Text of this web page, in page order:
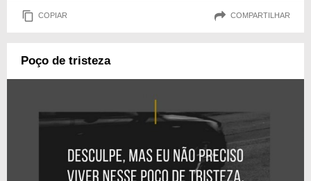
COPIAR COMPARTILHAR
Poço de tristeza